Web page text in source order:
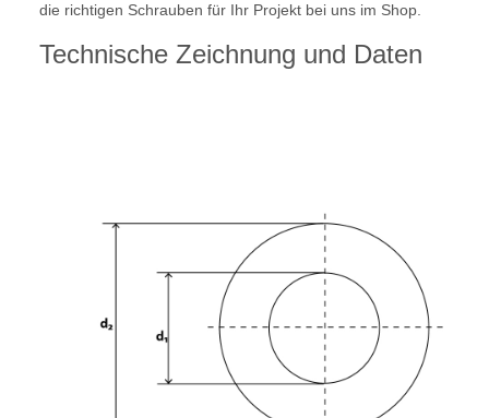
die richtigen Schrauben für Ihr Projekt bei uns im Shop.
Technische Zeichnung und Daten